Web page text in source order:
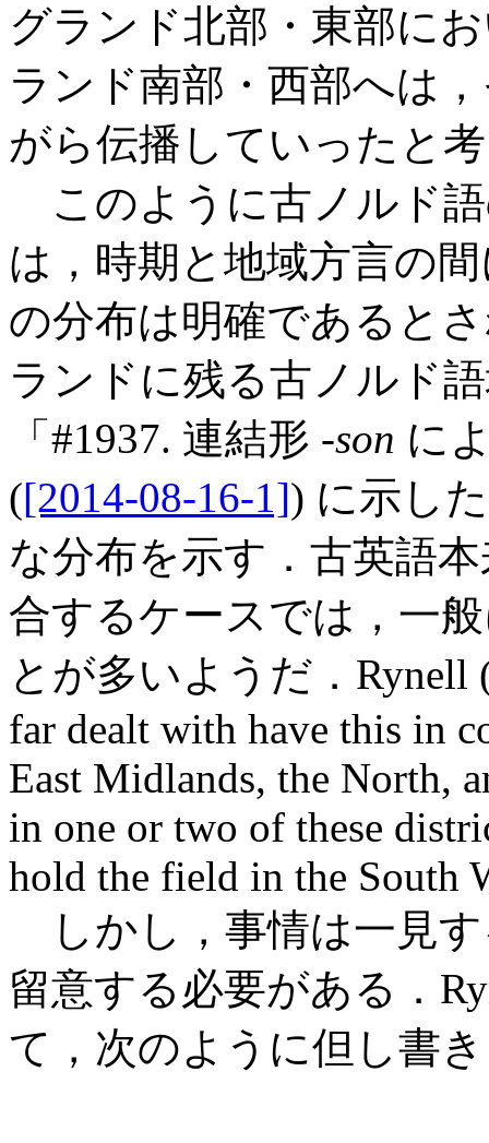
グランド北部・東部に
ランド南部・西部へは
がら伝播していったと
このように古ノルド
は，時期と地域方言の
の分布は明確であると
ランドに残る古ノルド
「#1937. 連結形 -son に
([2014-08-16-1]) に示し
な分布を示す．古英語
合するケースでは，一
とが多いようだ．Rynell
far dealt with have this in
East Midlands, the North,
in one or two of these
hold the field in the South
しかし，事情は一見
留意する必要がある．
て，次のように但し書